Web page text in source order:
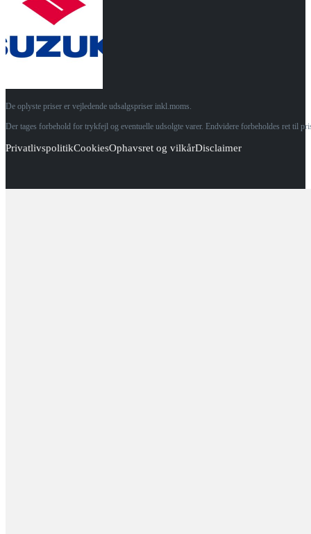
De oplyste priser er vejledende udsalgspriser inkl.moms.
Der tages forbehold for trykfejl og eventuelle udsolgte varer. Endvidere forbeholdes ret til
PrivatlivspolitikCookiesOphavsret og vilkårDisclaimer